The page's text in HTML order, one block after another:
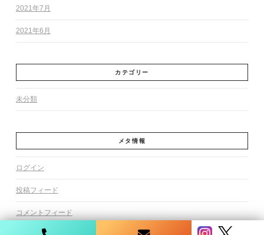
2021年7月
2021年6月
カテゴリー
未分類
メタ情報
ログイン
投稿フィード
コメントフィード